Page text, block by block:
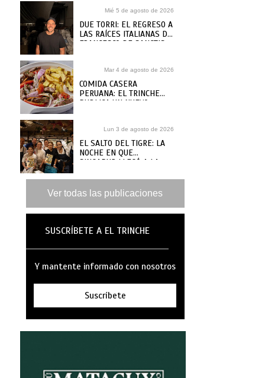
Mié 5 de agosto de 2026
DUE TORRI: EL REGRESO A
LAS RAÍCES ITALIANAS DE
FRANCESCO DE SANCTIS
Mar 4 de agosto de 2026
COMIDA CASERA
PERUANA: EL TRINCHE
PUBLICA UN NUEVO
Lun 3 de agosto de 2026
EL SALTO DEL TIGRE: LA
NOCHE EN QUE
SINGAPUR LLEGÓ A LA
Ver todas las publicaciones
SUSCRÍBETE A EL TRINCHE
Y mantente informado con nosotros
Suscríbete